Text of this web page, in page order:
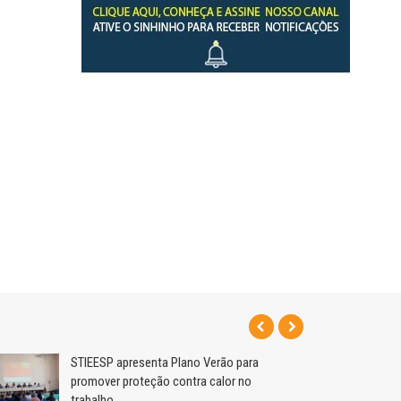
STIEESP apresenta Plano Verão para
promover proteção contra calor no